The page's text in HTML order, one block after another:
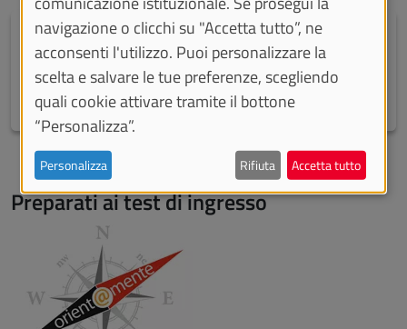
Qual è il lavoro che vorresti fare
Atlante delle professioni
Preparati ai test di ingresso
navigazione o clicchi su "Accetta tutto”, ne
acconsenti l'utilizzo. Puoi personalizzare la
scelta e salvare le tue preferenze, scegliendo
quali cookie attivare tramite il bottone
“Personalizza”.
Personalizza Rifiuta Accetta tutto